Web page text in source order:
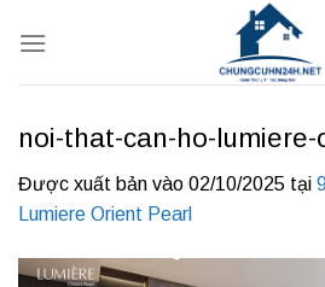
qua
noi-that-can-ho-
Được xuất bản vào 02/10/2025 tại
Lumiere Orient Pearl